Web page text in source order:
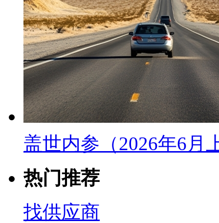
盖世内参（2026年6月
热门推荐
找供应商